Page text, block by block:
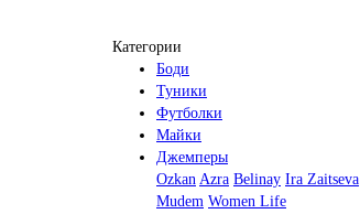
Категории
Боди
Туники
Футболки
Майки
Джемперы
Ozkan Azra Belinay Ira Zaitseva
Mudem Women Life